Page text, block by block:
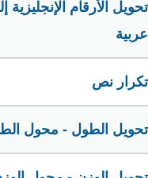
تحويل الأرقام الإنجليزية
عربية
تكرار نص
تحويل الطول - محول